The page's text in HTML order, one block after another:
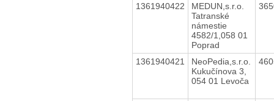
1361940422
MEDUN,s.r.o.
Tatranské
námestie
4582/1,058 01
Poprad
1361940421
NeoPedia,s.r.o.
Kukučínova 3,
054 01 Levoča